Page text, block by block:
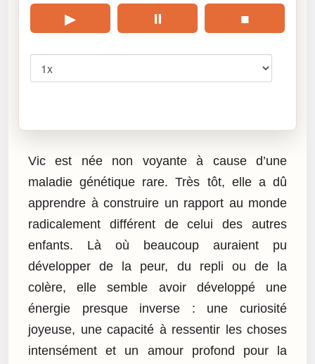
▶ ⏸ ■
Vic est née non voyante à cause d’une
maladie génétique rare. Très tôt, elle a dû
apprendre à construire un rapport au monde
radicalement différent de celui des autres
enfants. Là où beaucoup auraient pu
développer de la peur, du repli ou de la
colère, elle semble avoir développé une
énergie presque inverse : une curiosité
joyeuse, une capacité à ressentir les choses
intensément et un amour profond pour la